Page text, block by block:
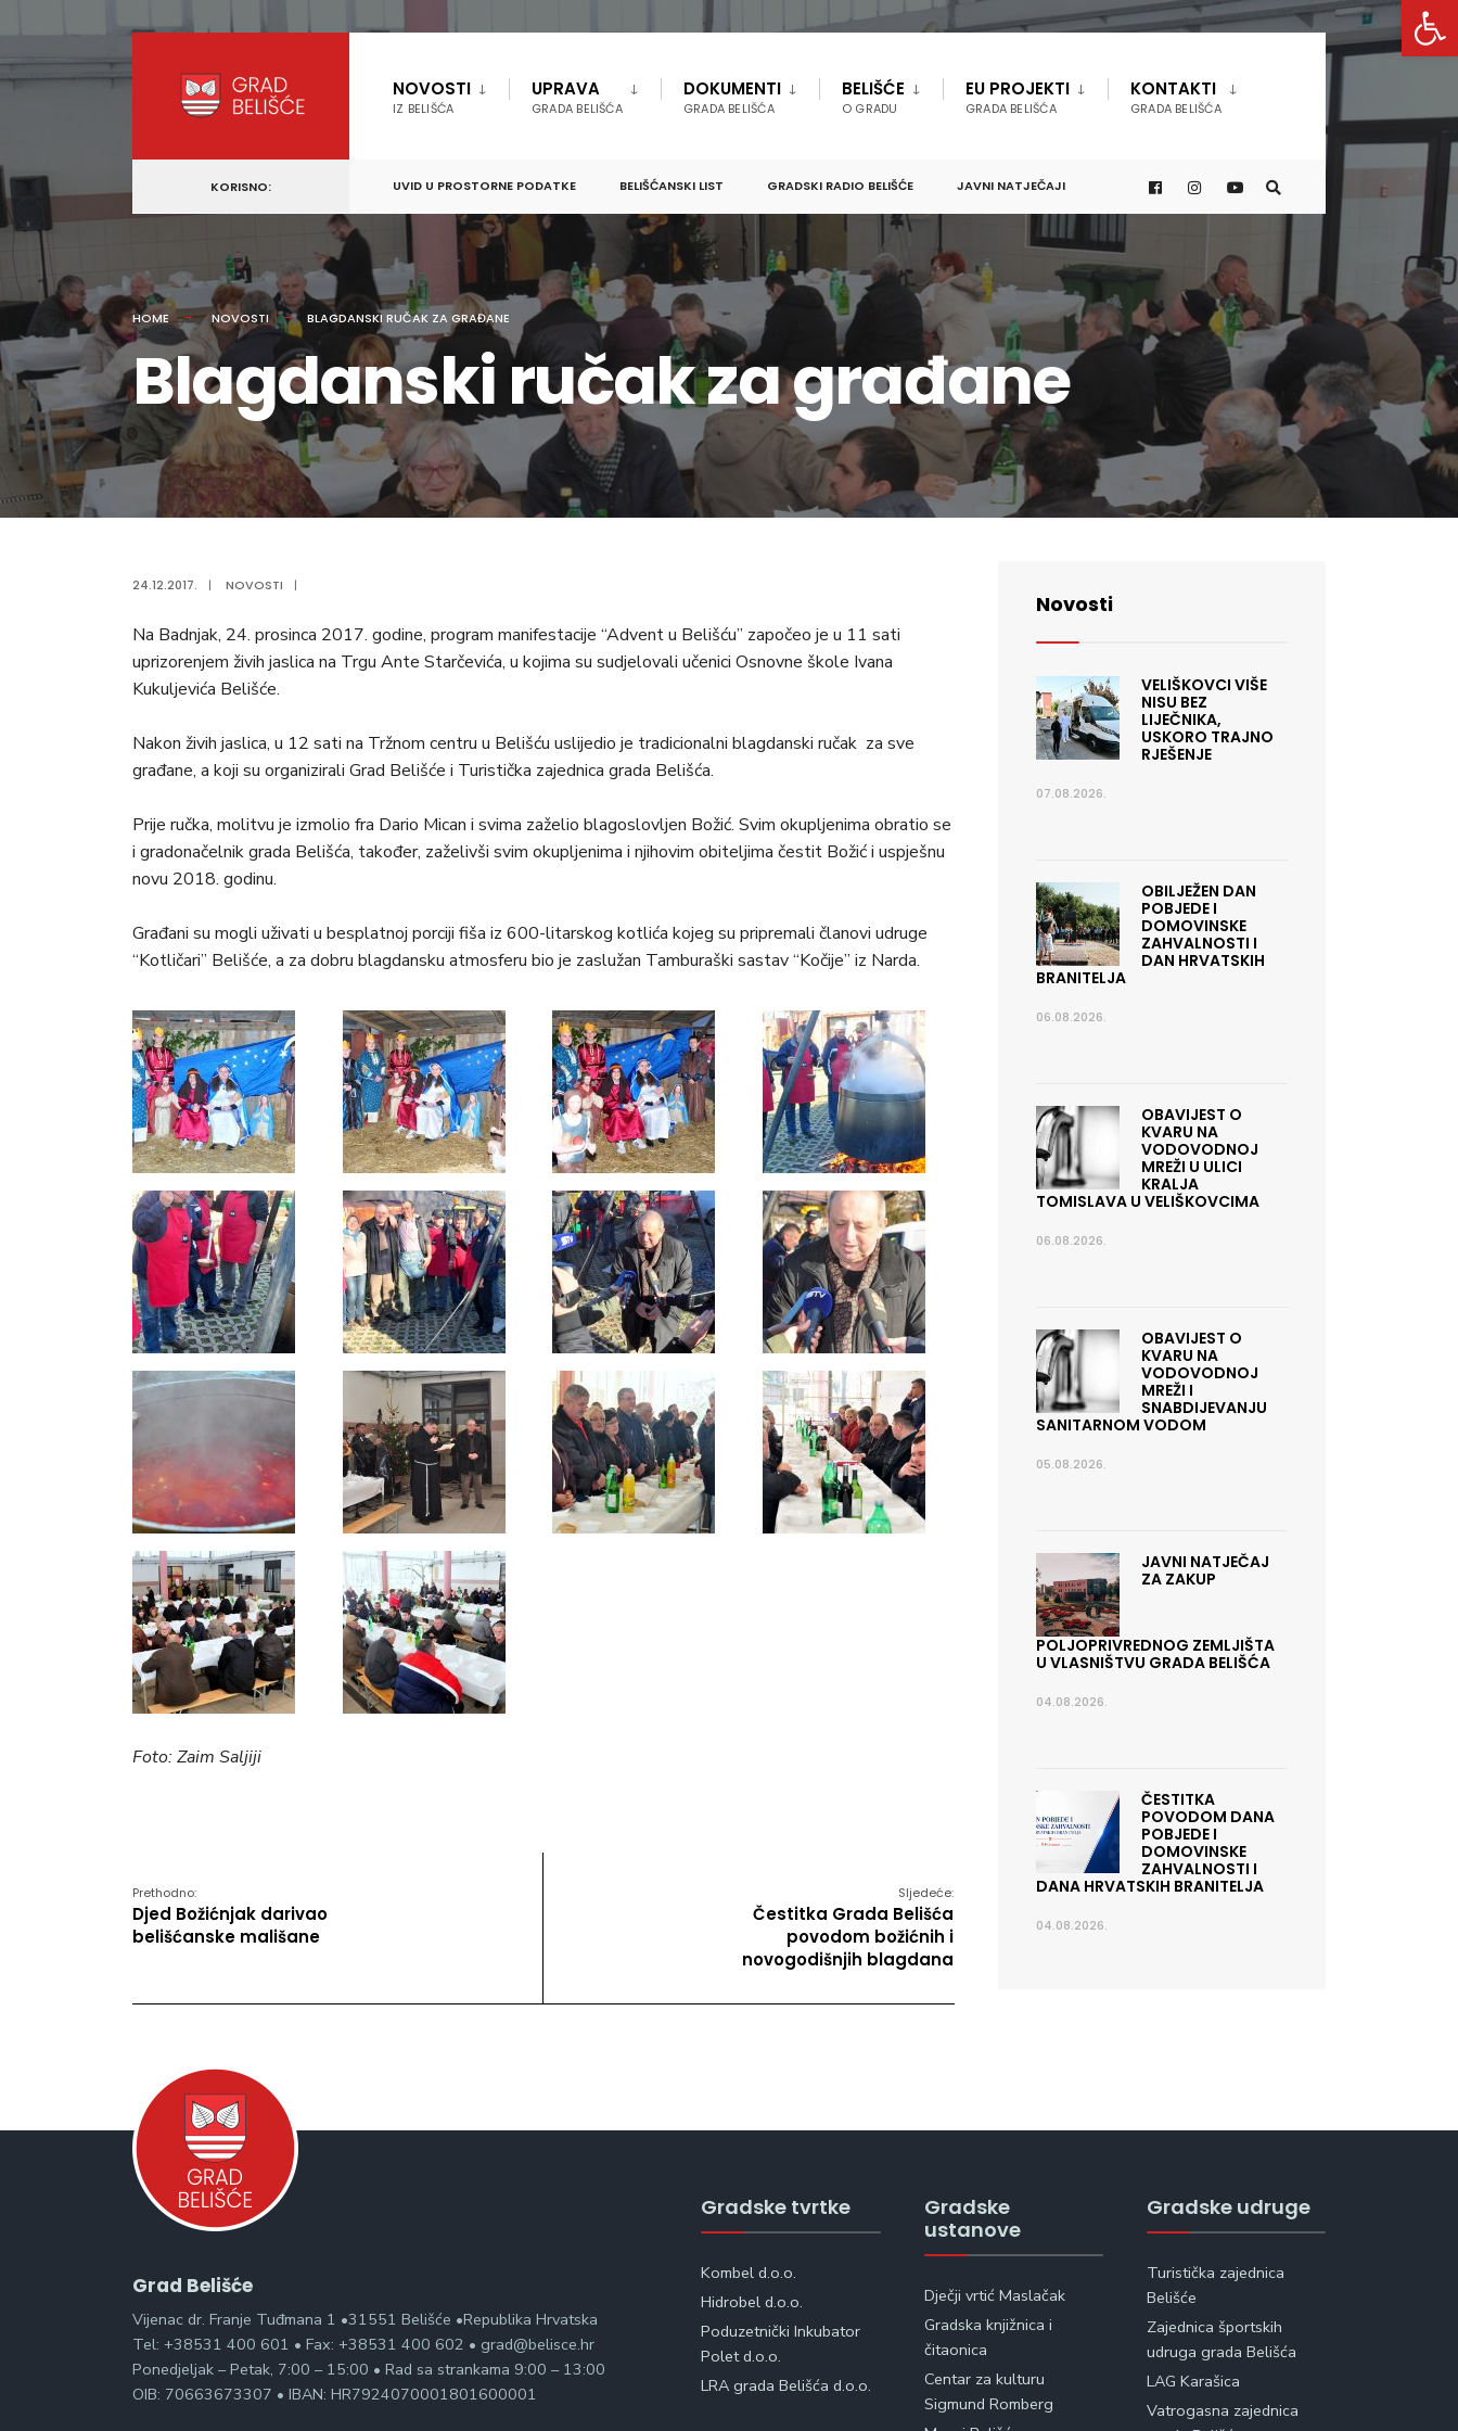
content
NOVOSTI
IZ BELIŠĆA
UPRAVA
GRADA BELIŠĆA
DOKUMENTI
GRADA BELIŠĆA
BELIŠĆE
O GRADU
EU PROJEKTI
GRADA BELIŠĆA
KONTAKTI
GRADA BELIŠĆA
KORISNO: UVID U PROSTORNE PODATKE BELIŠĆANSKI LIST GRADSKI RADIO BELIŠĆE JAVNI NATJEČAJI
HOME NOVOSTI BLAGDANSKI RUČAK ZA GRAĐANE
Blagdanski ručak za građane
24.12.2017. | NOVOSTI |
Na Badnjak, 24. prosinca 2017. godine, program manifestacije “Advent u Belišću” započeo je u 11 sati
uprizorenjem živih jaslica na Trgu Ante Starčevića, u kojima su sudjelovali učenici Osnovne škole Ivana
Kukuljevića Belišće.
Nakon živih jaslica, u 12 sati na Tržnom centru u Belišću uslijedio je tradicionalni blagdanski ručak za sve
građane, a koji su organizirali Grad Belišće i Turistička zajednica grada Belišća.
Prije ručka, molitvu je izmolio fra Dario Mican i svima zaželio blagoslovljen Božić. Svim okupljenima obratio se
i gradonačelnik grada Belišća, također, zaželivši svim okupljenima i njihovim obiteljima čestit Božić i uspješnu
novu 2018. godinu.
Građani su mogli uživati u besplatnoj porciji fiša iz 600-litarskog kotlića kojeg su pripremali članovi udruge
“Kotličari” Belišće, a za dobru blagdansku atmosferu bio je zaslužan Tamburaški sastav “Kočije” iz Narda.
Foto: Zaim Saljiji
Prethodno:
Djed Božićnjak darivao
belišćanske mališane
Sljedeće:
Čestitka Grada Belišća
povodom božićnih i
novogodišnjih blagdana
Novosti
VELIŠKOVCI VIŠE
NISU BEZ
LIJEČNIKA,
USKORO TRAJNO
RJEŠENJE
07.08.2026.
OBILJEŽEN DAN
POBJEDE I
DOMOVINSKE
ZAHVALNOSTI I
DAN HRVATSKIH
BRANITELJA
06.08.2026.
OBAVIJEST O
KVARU NA
VODOVODNOJ
MREŽI U ULICI
KRALJA
TOMISLAVA U VELIŠKOVCIMA
06.08.2026.
OBAVIJEST O
KVARU NA
VODOVODNOJ
MREŽI I
SNABDIJEVANJU
SANITARNOM VODOM
05.08.2026.
JAVNI NATJEČAJ
ZA ZAKUP
POLJOPRIVREDNOG ZEMLJIŠTA
U VLASNIŠTVU GRADA BELIŠĆA
04.08.2026.
ČESTITKA
POVODOM DANA
POBJEDE I
DOMOVINSKE
ZAHVALNOSTI I
DANA HRVATSKIH BRANITELJA
04.08.2026.
Grad Belišće
Vijenac dr. Franje Tuđmana 1 •31551 Belišće •Republika Hrvatska
Tel: +38531 400 601 • Fax: +38531 400 602 • grad@belisce.hr
Ponedjeljak – Petak, 7:00 – 15:00 • Rad sa strankama 9:00 – 13:00
OIB: 70663673307 • IBAN: HR7924070001801600001
Gradske tvrtke
Kombel d.o.o.
Hidrobel d.o.o.
Poduzetnički Inkubator
Polet d.o.o.
LRA grada Belišća d.o.o.
Gradske
ustanove
Dječji vrtić Maslačak
Gradska knjižnica i
čitaonica
Centar za kulturu
Sigmund Romberg
Gradske udruge
Turistička zajednica
Belišće
Zajednica športskih
udruga grada Belišća
LAG Karašica
Vatrogasna zajednica